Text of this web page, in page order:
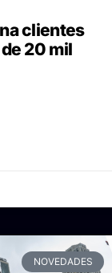
clientes
20 mil
NOVEDADES